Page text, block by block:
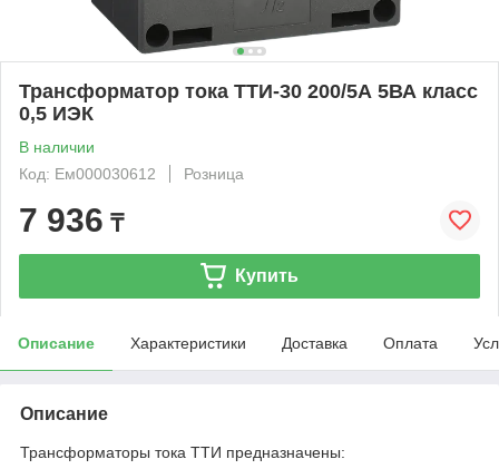
Трансформатор тока ТТИ-30 200/5А 5ВА класс
0,5 ИЭК
В наличии
Код: Ем000030612
Розница
7 936 ₸
Купить
Описание Характеристики Доставка Оплата
Описание
Трансформаторы тока ТТИ предназначены: